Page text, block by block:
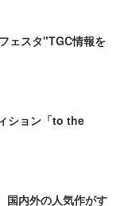
ェスタ"TGC情報を
ション「to the
国内外の人気作がす